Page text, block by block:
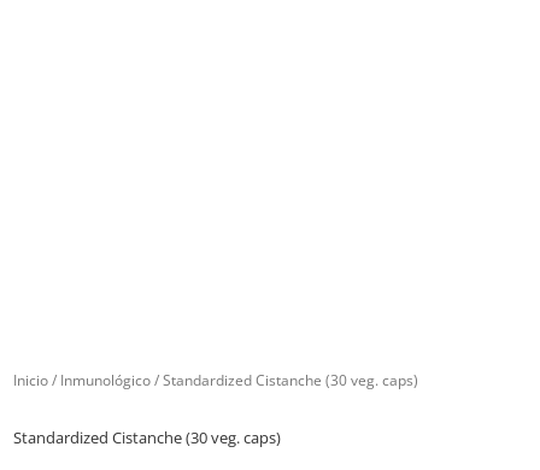
Inicio/ Inmunológico/ Standardized Cistanche (30 veg. caps)
Standardized Cistanche (30 veg. caps)